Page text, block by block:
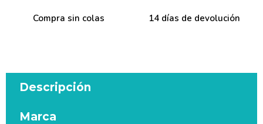
Compra sin colas 14 días de devolución
Descripción
Marca